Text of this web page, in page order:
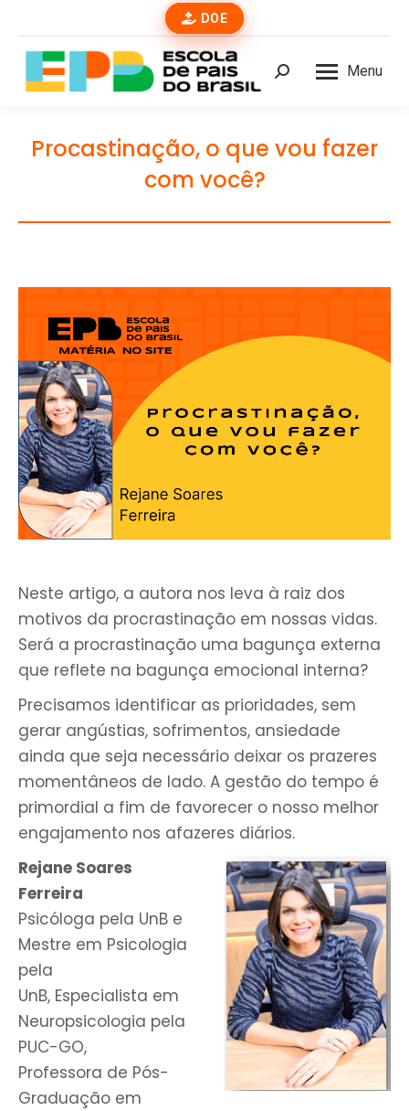
DOE
Menu
Buscar
Procastinação, o que vou fazer
com você?
Neste artigo, a autora nos leva à raiz dos
motivos da procrastinação em nossas vidas.
Será a procrastinação uma bagunça externa
que reflete na bagunça emocional interna?
Precisamos identificar as prioridades, sem
gerar angústias, sofrimentos, ansiedade
ainda que seja necessário deixar os prazeres
momentâneos de lado. A gestão do tempo é
primordial a fim de favorecer o nosso melhor
engajamento nos afazeres diários.
Rejane Soares
Ferreira
Psicóloga pela UnB e
Mestre em Psicologia
pela
UnB, Especialista em
Neuropsicologia pela
PUC-GO,
Professora de Pós-
Graduação em